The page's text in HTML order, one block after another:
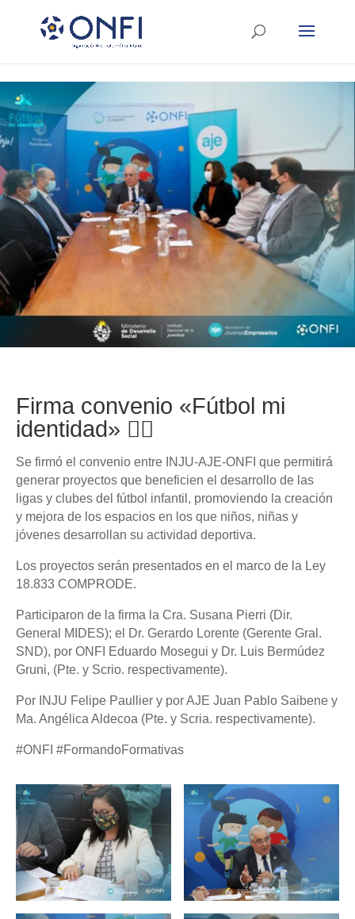
Firma convenio «Fútbol mi
identidad» ✍🏼
Se firmó el convenio entre INJU-AJE-ONFI que permitirá
generar proyectos que beneficien el desarrollo de las
ligas y clubes del fútbol infantil, promoviendo la creación
y mejora de los espacios en los que niños, niñas y
jóvenes desarrollan su actividad deportiva.
Los proyectos serán presentados en el marco de la Ley
18.833 COMPRODE.
Participaron de la firma la Cra. Susana Pierri (Dir.
General MIDES); el Dr. Gerardo Lorente (Gerente Gral.
SND), por ONFI Eduardo Mosegui y Dr. Luis Bermúdez
Gruni, (Pte. y Scrio. respectivamente).
Por INJU Felipe Paullier y por AJE Juan Pablo Saibene y
Ma. Angélica Aldecoa (Pte. y Scria. respectivamente).
#ONFI #FormandoFormativas